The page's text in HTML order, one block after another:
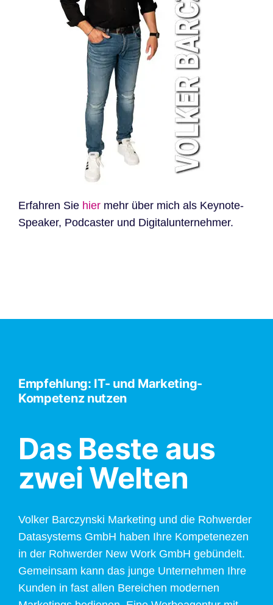
Erfahren Sie hiermehr über mich als Keynote-
Speaker, Podcaster und Digitalunternehmer.
Empfehlung: IT- und Marketing-
Kompetenz nutzen
Das Beste aus
zwei Welten
Volker Barczynski Marketing und die Rohwerder
Datasystems GmbH haben Ihre Kompetenezen
in der Rohwerder New Work GmbH gebündelt.
Gemeinsam kann das junge Unternehmen Ihre
Kunden in fast allen Bereichen modernen